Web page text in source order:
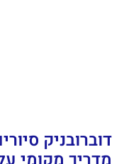
דוברובניק